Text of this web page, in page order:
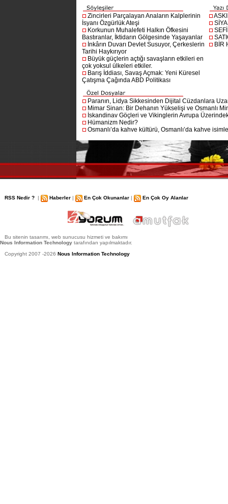
Zincirleri Parçalayan Anaların Kalplerinin
İsyanı Özgürlük Ateşi
Korkunun Muhalefeti Halkın Öfkesini
Bastıranlar, İktidarın Gölgesinde Yaşayanlar
İnkârın Duvarı Devlet Susuyor, Çerkeslerin
Tarihi Haykırıyor
Büyük güçlerin açtığı savaşların etkileri en
çok yoksul ülkeleri etkiler.
Barış İddiası, Savaş Açmak: Yeni Küresel
Çatışma Çağında ABD Politikası
BİR
Paranın, Lidya Sikkesinden Dijital Cüzdanlara
Mimar Sinan: Bir Dehanın Yükselişi ve Osmanlı
İskandinav Göçleri ve Vikinglerin Avrupa
Hümanizm Nedir?
Osmanlı’da kahve kültürü, Osmanlı’da kahve
RSS Nedir ? | Haberler | En Çok Okunanlar | En Çok Oy Alanlar
Bu sitenin tasarımı, web sunucusu hizmeti ve bakımı
Nous Information Technology tarafından yapılmaktadır.
Copyright 2007 -2026 Nous Information Technology